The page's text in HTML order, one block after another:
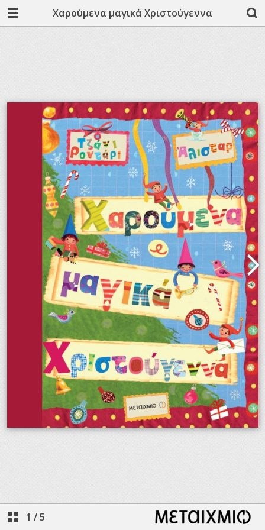
Χαρούμενα μαγικά Χριστούγεννα
1 /5